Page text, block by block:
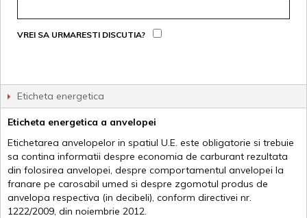
VREI SA URMARESTI DISCUTIA?
Eticheta energetica
Eticheta energetica a anvelopei
Etichetarea anvelopelor in spatiul U.E. este obligatorie si trebuie
sa contina informatii despre economia de carburant rezultata
din folosirea anvelopei, despre comportamentul anvelopei la
franare pe carosabil umed si despre zgomotul produs de
anvelopa respectiva (in decibeli), conform directivei nr.
1222/2009, din noiembrie 2012.